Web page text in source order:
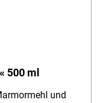
500 ml
und